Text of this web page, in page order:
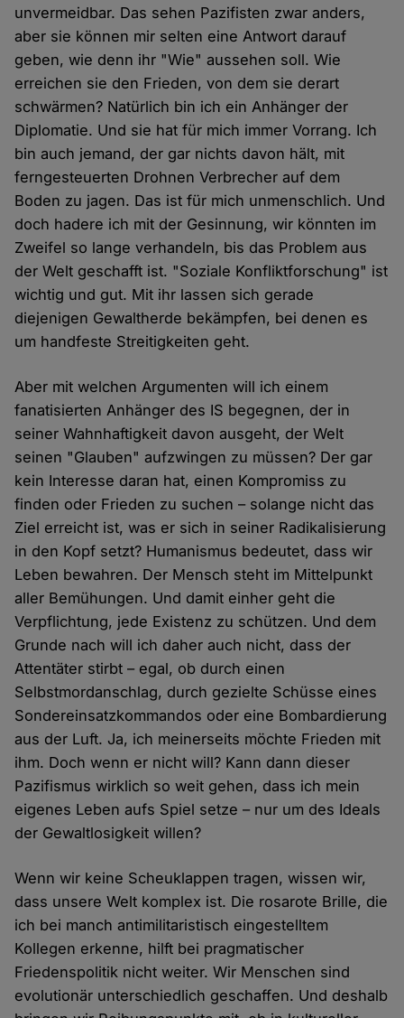
unvermeidbar. Das sehen Pazifisten zwar anders,
aber sie können mir selten eine Antwort darauf
geben, wie denn ihr "Wie" aussehen soll. Wie
erreichen sie den Frieden, von dem sie derart
schwärmen? Natürlich bin ich ein Anhänger der
Diplomatie. Und sie hat für mich immer Vorrang. Ich
bin auch jemand, der gar nichts davon hält, mit
ferngesteuerten Drohnen Verbrecher auf dem
Boden zu jagen. Das ist für mich unmenschlich. Und
doch hadere ich mit der Gesinnung, wir könnten im
Zweifel so lange verhandeln, bis das Problem aus
der Welt geschafft ist. "Soziale Konfliktforschung" ist
wichtig und gut. Mit ihr lassen sich gerade
diejenigen Gewaltherde bekämpfen, bei denen es
um handfeste Streitigkeiten geht.
Aber mit welchen Argumenten will ich einem
fanatisierten Anhänger des IS begegnen, der in
seiner Wahnhaftigkeit davon ausgeht, der Welt
seinen "Glauben" aufzwingen zu müssen? Der gar
kein Interesse daran hat, einen Kompromiss zu
finden oder Frieden zu suchen – solange nicht das
Ziel erreicht ist, was er sich in seiner Radikalisierung
in den Kopf setzt? Humanismus bedeutet, dass wir
Leben bewahren. Der Mensch steht im Mittelpunkt
aller Bemühungen. Und damit einher geht die
Verpflichtung, jede Existenz zu schützen. Und dem
Grunde nach will ich daher auch nicht, dass der
Attentäter stirbt – egal, ob durch einen
Selbstmordanschlag, durch gezielte Schüsse eines
Sondereinsatzkommandos oder eine Bombardierung
aus der Luft. Ja, ich meinerseits möchte Frieden mit
ihm. Doch wenn er nicht will? Kann dann dieser
Pazifismus wirklich so weit gehen, dass ich mein
eigenes Leben aufs Spiel setze – nur um des Ideals
der Gewaltlosigkeit willen?
Wenn wir keine Scheuklappen tragen, wissen wir,
dass unsere Welt komplex ist. Die rosarote Brille, die
ich bei manch antimilitaristisch eingestelltem
Kollegen erkenne, hilft bei pragmatischer
Friedenspolitik nicht weiter. Wir Menschen sind
evolutionär unterschiedlich geschaffen. Und deshalb